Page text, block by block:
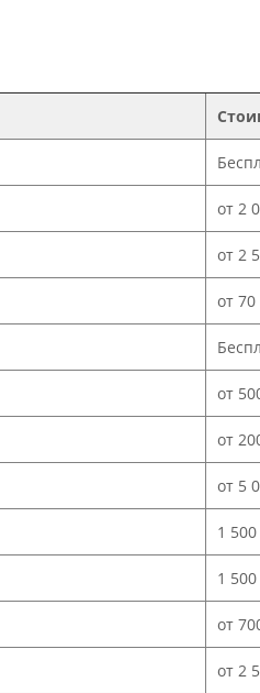
от 2
от 2
от
от
от
от 5
1
1
от
от 2